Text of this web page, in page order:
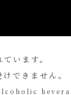
います。
けできません。